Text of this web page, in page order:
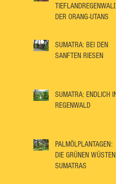
TIEFLANDREGENWALD
DER ORANG-UTANS
SUMATRA: BEI DEN
SANFTEN RIESEN
SUMATRA: ENDLICH IM
REGENWALD
PALMÖLPLANTAGEN:
DIE GRÜNEN WÜSTEN
SUMATRAS